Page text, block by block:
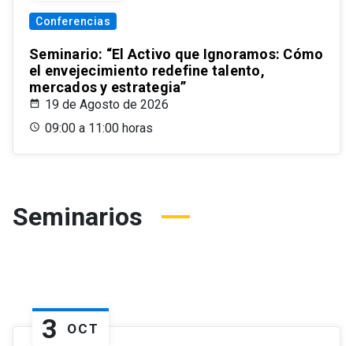
Conferencias
Seminario: “El Activo que Ignoramos: Cómo
el envejecimiento redefine talento,
mercados y estrategia”
19 de Agosto de 2026
09:00 a 11:00 horas
Seminarios
3 OCT